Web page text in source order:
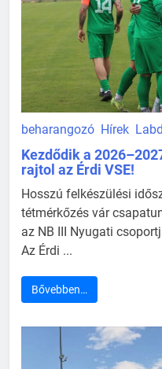
beharangozó Hírek
Kezdődik a
rajtol az Érdi VSE!
Hosszú felkészülési
tétmérkőzés vár
az NB III Nyugati
Az Érdi ...
Bővebben…